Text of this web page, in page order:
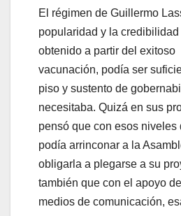
El régimen de Guillermo
popularidad y la
obtenido a partir del exitoso
vacunación, podía ser
piso y sustento de
necesitaba. Quizá en sus
pensó que con esos niveles
podía arrinconar a la
obligarla a plegarse a su
también que con el apoyo
medios de comunicación,